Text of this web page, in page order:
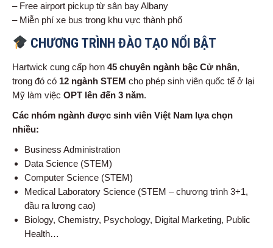
– Free airport pickup từ sân bay Albany
– Miễn phí xe bus trong khu vực thành phố
CHƯƠNG TRÌNH ĐÀO TẠO NỔI BẬT
Hartwick cung cấp hơn 45 chuyên ngành bậc Cử nhân,
trong đó có 12 ngành STEM cho phép sinh viên quốc tế ở lại
Mỹ làm việc OPT lên đến 3 năm.
Các nhóm ngành được sinh viên Việt Nam lựa chọn
nhiều:
Business Administration
Data Science (STEM)
Computer Science (STEM)
Medical Laboratory Science (STEM – chương trình 3+1,
đầu ra lương cao)
Biology, Chemistry, Psychology, Digital Marketing, Public
Health…